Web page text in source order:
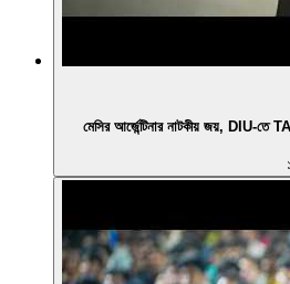
মেসির আর্জেন্টিনার নাটকীয় জয়, DIU-